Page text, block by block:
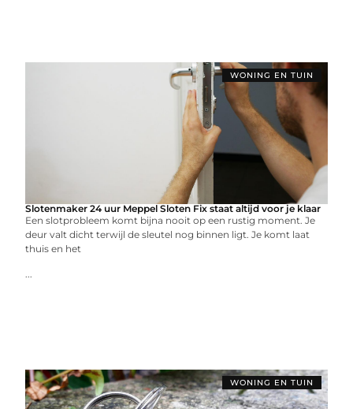
WONING EN TUIN
Slotenmaker 24 uur Meppel Sloten Fix staat altijd voor je klaar
Een slotprobleem komt bijna nooit op een rustig moment. Je
deur valt dicht terwijl de sleutel nog binnen ligt. Je komt laat
thuis en het
...
WONING EN TUIN